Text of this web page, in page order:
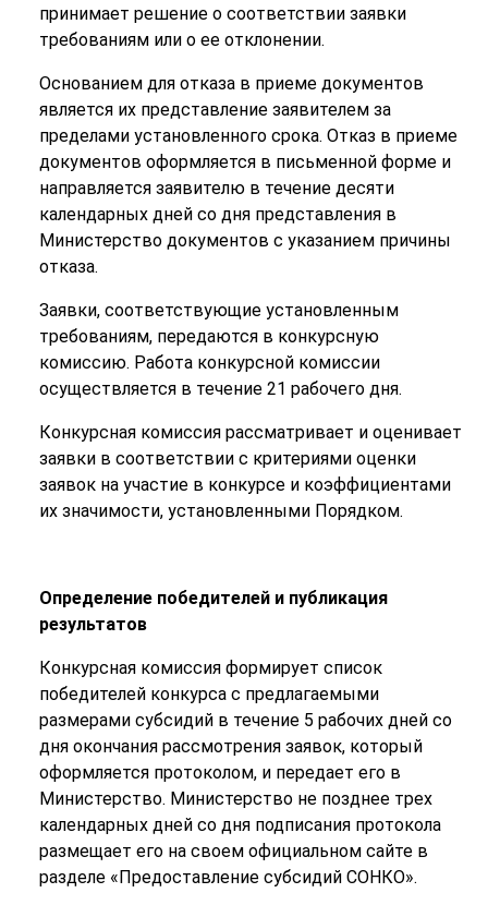
принимает решение о соответствии заявки
требованиям или о ее отклонении.
Основанием для отказа в приеме документов
является их представление заявителем за
пределами установленного срока. Отказ в приеме
документов оформляется в письменной форме и
направляется заявителю в течение десяти
календарных дней со дня представления в
Министерство документов с указанием причины
отказа.
Заявки, соответствующие установленным
требованиям, передаются в конкурсную
комиссию. Работа конкурсной комиссии
осуществляется в течение 21 рабочего дня.
Конкурсная комиссия рассматривает и оценивает
заявки в соответствии с критериями оценки
заявок на участие в конкурсе и коэффициентами
их значимости, установленными Порядком.
Определение победителей и публикация
результатов
Конкурсная комиссия формирует список
победителей конкурса с предлагаемыми
размерами субсидий в течение 5 рабочих дней со
дня окончания рассмотрения заявок, который
оформляется протоколом, и передает его в
Министерство. Министерство не позднее трех
календарных дней со дня подписания протокола
размещает его на своем официальном сайте в
разделе «Предоставление субсидий СОНКО».